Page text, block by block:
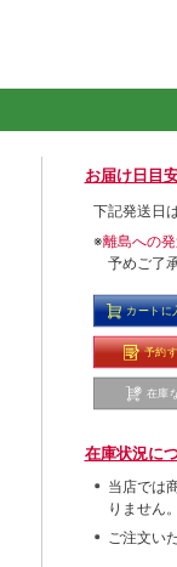
お届け日目
下記発送日
※離島への
予めご了
カートに
予約
在庫
在庫状況に
当店では
りません。
ご注文い